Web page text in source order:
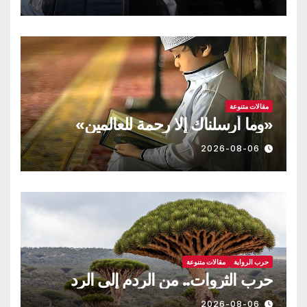
مقالات متنوعة
«وما أرسلناك إلا رحمة للعالمين»
2026-08-06
حرب الرواية مقالات متنوعة
حرب الثروات.. من الردم إلى الرد
2026-08-06